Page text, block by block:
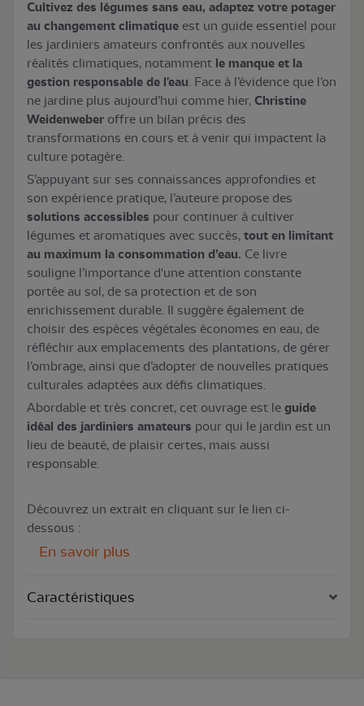
Cultivez des légumes sans eau, adaptez votre potager
au changement climatique est un guide essentiel pour
les jardiniers amateurs confrontés aux nouvelles
réalités climatiques, notamment le manque et la
gestion responsable de l'eau. Face à l’évidence que l’on
ne jardine plus aujourd’hui comme hier, Christine
Weidenweber offre un bilan précis des
transformations en cours et à venir qui impactent la
culture potagère.
S’appuyant sur ses connaissances approfondies et
son expérience pratique, l’auteure propose des
solutions accessibles pour continuer à cultiver
légumes et aromatiques avec succès, tout en limitant
au maximum la consommation d’eau. Ce livre
souligne l’importance d'une attention constante
portée au sol, de sa protection et de son
enrichissement durable. Il suggère également de
choisir des espèces végétales économes en eau, de
réfléchir aux emplacements des plantations, de gérer
l’ombrage, ainsi que d’adopter de nouvelles pratiques
culturales adaptées aux défis climatiques.
Abordable et très concret, cet ouvrage est le guide
idéal des jardiniers amateurs pour qui le jardin est un
lieu de beauté, de plaisir certes, mais aussi
responsable.
Découvrez un extrait en cliquant sur le lien ci-
dessous :
En savoir plus
Caractéristiques